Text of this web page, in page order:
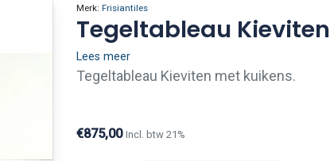
Merk: Frisiantiles
Tegeltableau Kieviten
Lees meer
Tegeltableau Kieviten met kuikens.
€875,00 Incl. btw 21%